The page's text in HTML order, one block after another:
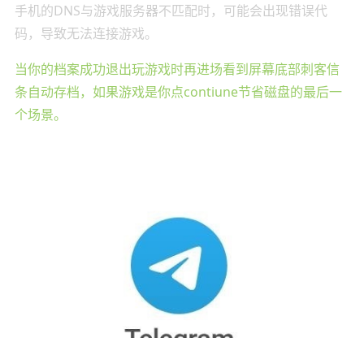
手机的DNS与游戏服务器不匹配时，可能会出现错误代
码，导致无法连接游戏。
当你的档案成功退出玩游戏时再进场看到屏幕底部刺客信
条自动存档，如果游戏是你点contiune节省磁盘的最后一
个场景。